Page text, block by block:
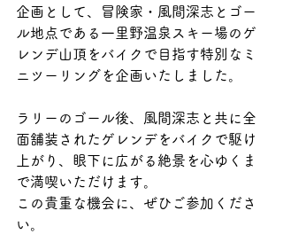
企画として、冒険家・風間深志とゴー
ル地点である一里野温泉スキー場のゲ
レンデ山頂をバイクで目指す特別なミ
ニツーリングを企画いたしました。
ラリーのゴール後、風間深志と共に全
面舗装されたゲレンデをバイクで駆け
上がり、眼下に広がる絶景を心ゆくま
で満喫いただけます。
この貴重な機会に、ぜひご参加くださ
い。